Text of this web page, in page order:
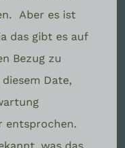
Aber es ist
das gibt es auf
Bezug zu
Date,
entsprochen.